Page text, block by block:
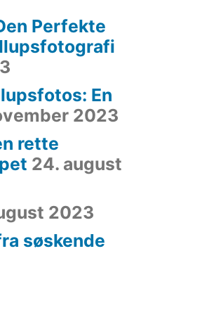
Perfekte
En
2023
rette
24. august
2023
søskende